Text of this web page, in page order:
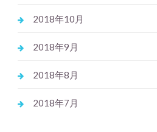
2018年10月
2018年9月
2018年8月
2018年7月